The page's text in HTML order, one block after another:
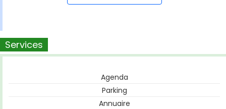
Services
Agenda
Parking
Annuaire